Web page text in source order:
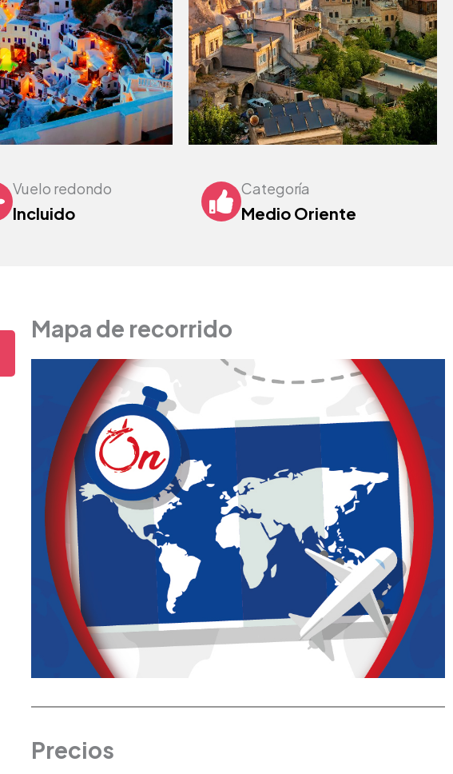
Vuelo redondo
Incluido
Categoría
Medio Oriente
Mapa de recorrido
Precios